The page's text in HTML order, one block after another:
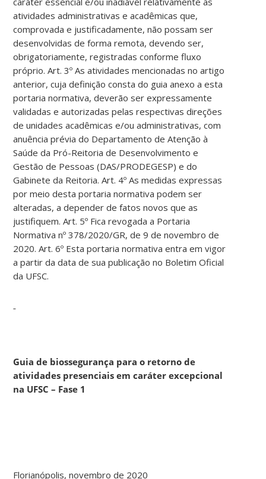
atividades administrativas e acadêmicas que,
comprovada e justificadamente, não possam ser
desenvolvidas de forma remota, devendo ser,
obrigatoriamente, registradas conforme fluxo
próprio. Art. 3º As atividades mencionadas no artigo
anterior, cuja definição consta do guia anexo a esta
portaria normativa, deverão ser expressamente
validadas e autorizadas pelas respectivas direções
de unidades acadêmicas e/ou administrativas, com
anuência prévia do Departamento de Atenção à
Saúde da Pró-Reitoria de Desenvolvimento e
Gestão de Pessoas (DAS/PRODEGESP) e do
Gabinete da Reitoria. Art. 4º As medidas expressas
por meio desta portaria normativa podem ser
alteradas, a depender de fatos novos que as
justifiquem. Art. 5º Fica revogada a Portaria
Normativa nº 378/2020/GR, de 9 de novembro de
2020. Art. 6º Esta portaria normativa entra em vigor
a partir da data de sua publicação no Boletim Oficial
da UFSC.
Guia de biossegurança para o retorno de
atividades presenciais em caráter excepcional
na UFSC – Fase 1
Florianópolis, novembro de 2020